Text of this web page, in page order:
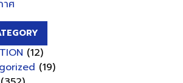
าศ
(12)
(19)